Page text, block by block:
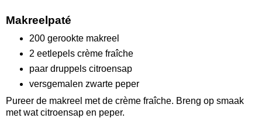
Makreelpaté
200 gerookte makreel
2 eetlepels crème fraîche
paar druppels citroensap
versgemalen zwarte peper
Pureer de makreel met de crème fraîche. Breng op smaak
met wat citroensap en peper.